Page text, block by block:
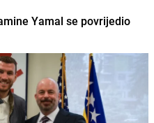
Yamal se povrijedio